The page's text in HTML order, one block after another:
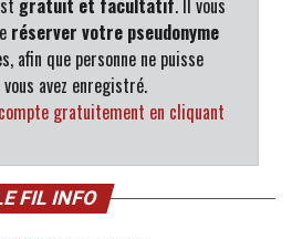
gratuit et facultatif. Il vous
réserver votre pseudonyme
afin que personne ne puisse
avez enregistré.
gratuitement en cliquant
FIL INFO